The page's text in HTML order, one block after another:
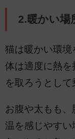
2.暖かい場
猫は暖かい環
体は適度に熱を
を取ろうとして
お腹や太もも
温を感じやすい